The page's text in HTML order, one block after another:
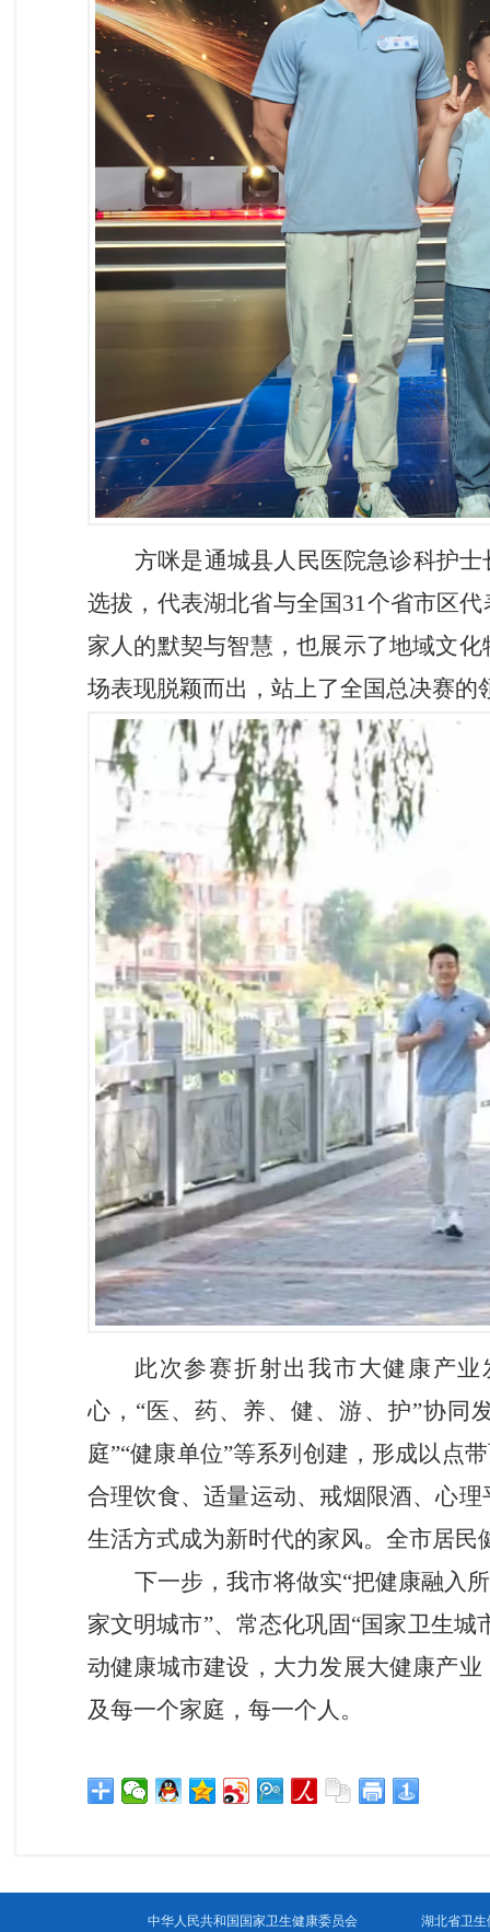
方咪是通城县人民医院急诊科护
选拔，代表湖北省与全国31个省市区代
家人的默契与智慧 ，也展示了地域文
场表现脱颖而出，站上了全国总决赛的
此次参赛折射出我市大健康产
心，“医、药、养、健、游、护”协同
庭”“健康单位”等系列创建，形成以点
合理饮食、适量运动、戒烟限酒、心
生活方式成为新时代的家风。 全市居民
下一步，我市将做实“把健康融入
家文明城市”、常态化巩固“国家卫生城
动健康城市建设， 大力发展大健康产
及每一个家庭，每一个人 。
中华人民共和国国家卫生健康委员会 湖北省卫